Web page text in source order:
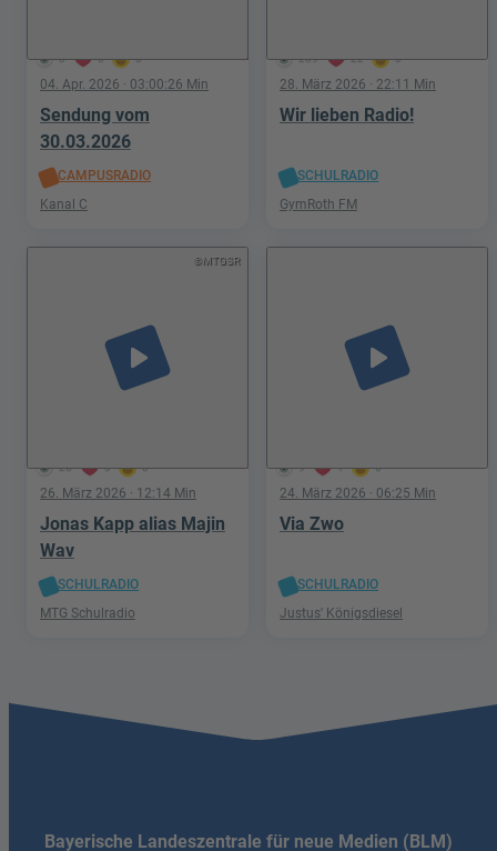
8 0 0
04. Apr. 2026 · 03:00:26 Min
Sendung vom
30.03.2026
CAMPUSRADIO
Kanal C
269 22 3
28. März 2026 · 22:11 Min
Wir lieben Radio!
SCHULRADIO
GymRoth FM
©MTGSR
28 3 0
play_arrow
26. März 2026 · 12:14 Min
Jonas Kapp alias Majin
Wav
SCHULRADIO
MTG Schulradio
9 1 0
play_arrow
24. März 2026 · 06:25 Min
Via Zwo
SCHULRADIO
Justus' Königsdiesel
Bayerische Landeszentrale für neue Medien (BLM)